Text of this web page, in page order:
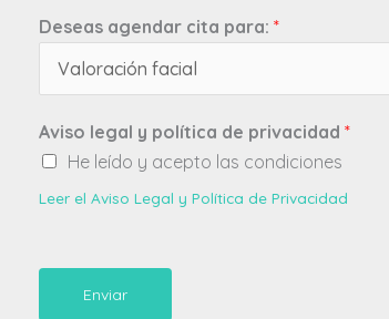
Deseas agendar cita para: *
Aviso legal y política de privacidad *
He leído y acepto las condiciones
Leer el Aviso Legal y Política de Privacidad
Enviar